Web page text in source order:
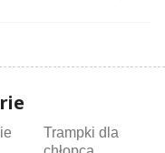
Trampki dla